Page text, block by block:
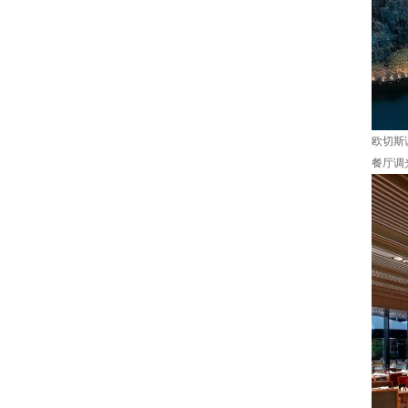
欧切斯
餐厅调